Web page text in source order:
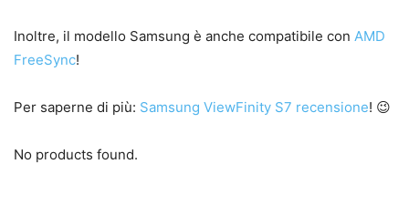
Inoltre, il modello Samsung è anche compatibile con AMD
FreeSync!
Per saperne di più: Samsung ViewFinity S7 recensione! 😉
No products found.